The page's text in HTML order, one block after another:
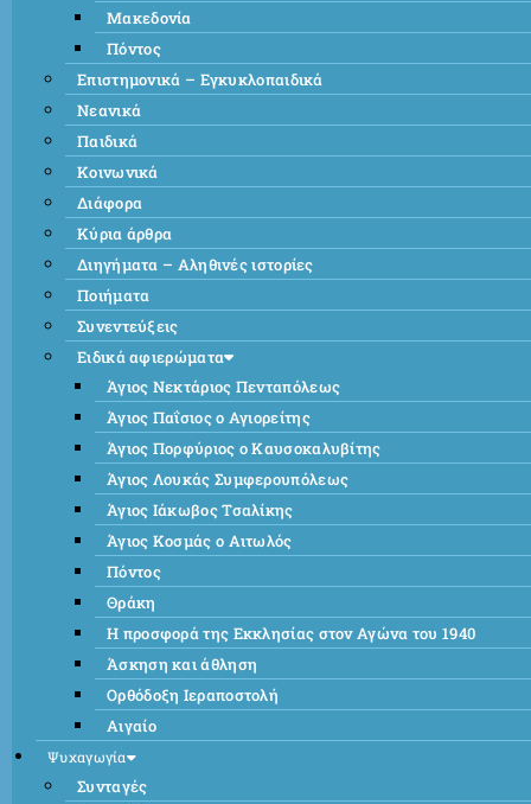
Μακεδονία
Πόντος
Επιστημονικά – Εγκυκλοπαιδικά
Νεανικά
Παιδικά
Κοινωνικά
Διάφορα
Κύρια άρθρα
Διηγήματα – Αληθινές ιστορίες
Ποιήματα
Συνεντεύξεις
Ειδικά αφιερώματα
Άγιος Νεκτάριος Πενταπόλεως
Άγιος Παΐσιος ο Αγιορείτης
Άγιος Πορφύριος ο Καυσοκαλυβίτης
Άγιος Λουκάς Συμφερουπόλεως
Άγιος Ιάκωβος Τσαλίκης
Άγιος Κοσμάς ο Αιτωλός
Πόντος
Θράκη
Η προσφορά της Εκκλησίας στον Αγώνα του 1940
Άσκηση και άθληση
Ορθόδοξη Ιεραποστολή
Αιγαίο
Ψυχαγωγία
Συνταγές